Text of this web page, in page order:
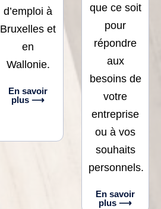
d’emploi à
Bruxelles et
en
Wallonie.
En savoir
plus ⟶
que ce soit
pour
répondre
aux
besoins de
votre
entreprise
ou à vos
souhaits
personnels.
En savoir
plus ⟶